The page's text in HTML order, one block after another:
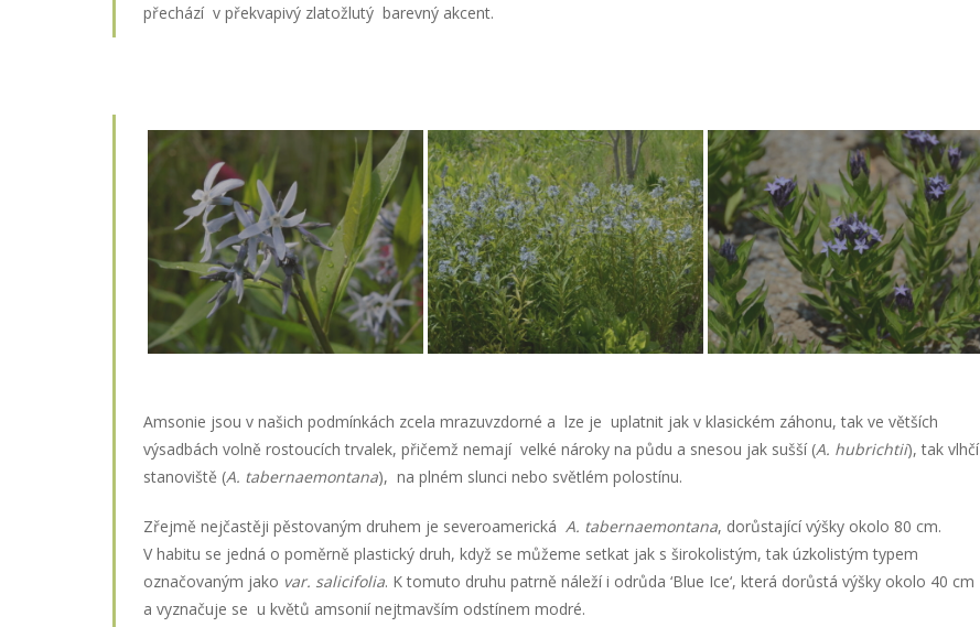
přechází v překvapivý zlatožlutý barevný akcent.
Amsonie jsou v našich podmínkách zcela mrazuvzdorné a lze je uplatnit jak v klasickém záhonu, tak ve větších
výsadbách volně rostoucích trvalek, přičemž nemají velké nároky na půdu a snesou jak sušší (A. hubrichtii), tak vlhčí
stanoviště (A. tabernaemontana), na plném slunci nebo světlém polostínu.
Zřejmě nejčastěji pěstovaným druhem je severoamerická A. tabernaemontana, dorůstající výšky okolo 80 cm.
V habitu se jedná o poměrně plastický druh, když se můžeme setkat jak s širokolistým, tak úzkolistým typem
označovaným jako var. salicifolia. K tomuto druhu patrně náleží i odrůda ‘Blue Ice‘, která dorůstá výšky okolo 40 cm
a vyznačuje se u květů amsonií nejtmavším odstínem modré.